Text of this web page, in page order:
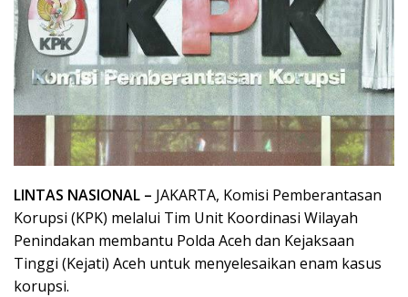
LINTAS NASIONAL – JAKARTA, Komisi Pemberantasan
Korupsi (KPK) melalui Tim Unit Koordinasi Wilayah
Penindakan membantu Polda Aceh dan Kejaksaan
Tinggi (Kejati) Aceh untuk menyelesaikan enam kasus
korupsi.